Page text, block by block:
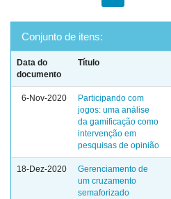
Conjunto de itens:
Data do
documento
Título
6-Nov-2020
Participando com
jogos: uma análise
da gamificação como
intervenção em
pesquisas de opinião
18-Dez-2020
Gerenciamento de
um cruzamento
semaforizado